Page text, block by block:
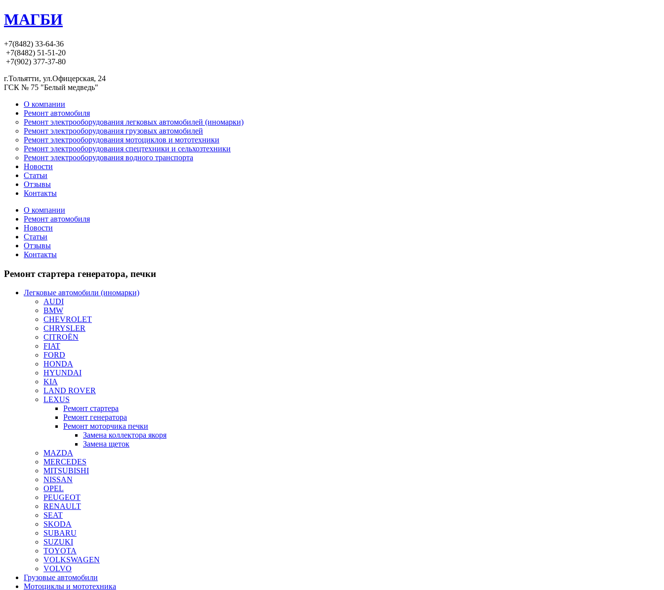
МАГБИ
+7(8482) 33-64-36
+7(8482) 51-51-20
+7(902) 377-37-80
г.Тольятти, ул.Офицерская, 24
ГСК № 75 "Белый медведь"
О компании
Ремонт автомобиля
Ремонт электрооборудования легковых автомобилей (иномарки)
Ремонт электрооборудования грузовых автомобилей
Ремонт электрооборудования мотоциклов и мототехники
Ремонт электрооборудования спецтехники и сельхозтехники
Ремонт электрооборудования водного транспорта
Новости
Статьи
Отзывы
Контакты
О компании
Ремонт автомобиля
Новости
Статьи
Отзывы
Контакты
Ремонтстартера генератора, печки
Легковые автомобили (иномарки)
AUDI
BMW
CHEVROLET
CHRYSLER
CITROЁN
FIAT
FORD
HONDA
HYUNDAI
KIA
LAND ROVER
LEXUS
Ремонт стартера
Ремонт генератора
Ремонт моторчика печки
Замена коллектора якоря
Замена щеток
MAZDA
MERCEDES
MITSUBISHI
NISSAN
OPEL
PEUGEOT
RENAULT
SEAT
SKODA
SUBARU
SUZUKI
TOYOTA
VOLKSWAGEN
VOLVO
Грузовые автомобили
Мотоциклы и мототехника